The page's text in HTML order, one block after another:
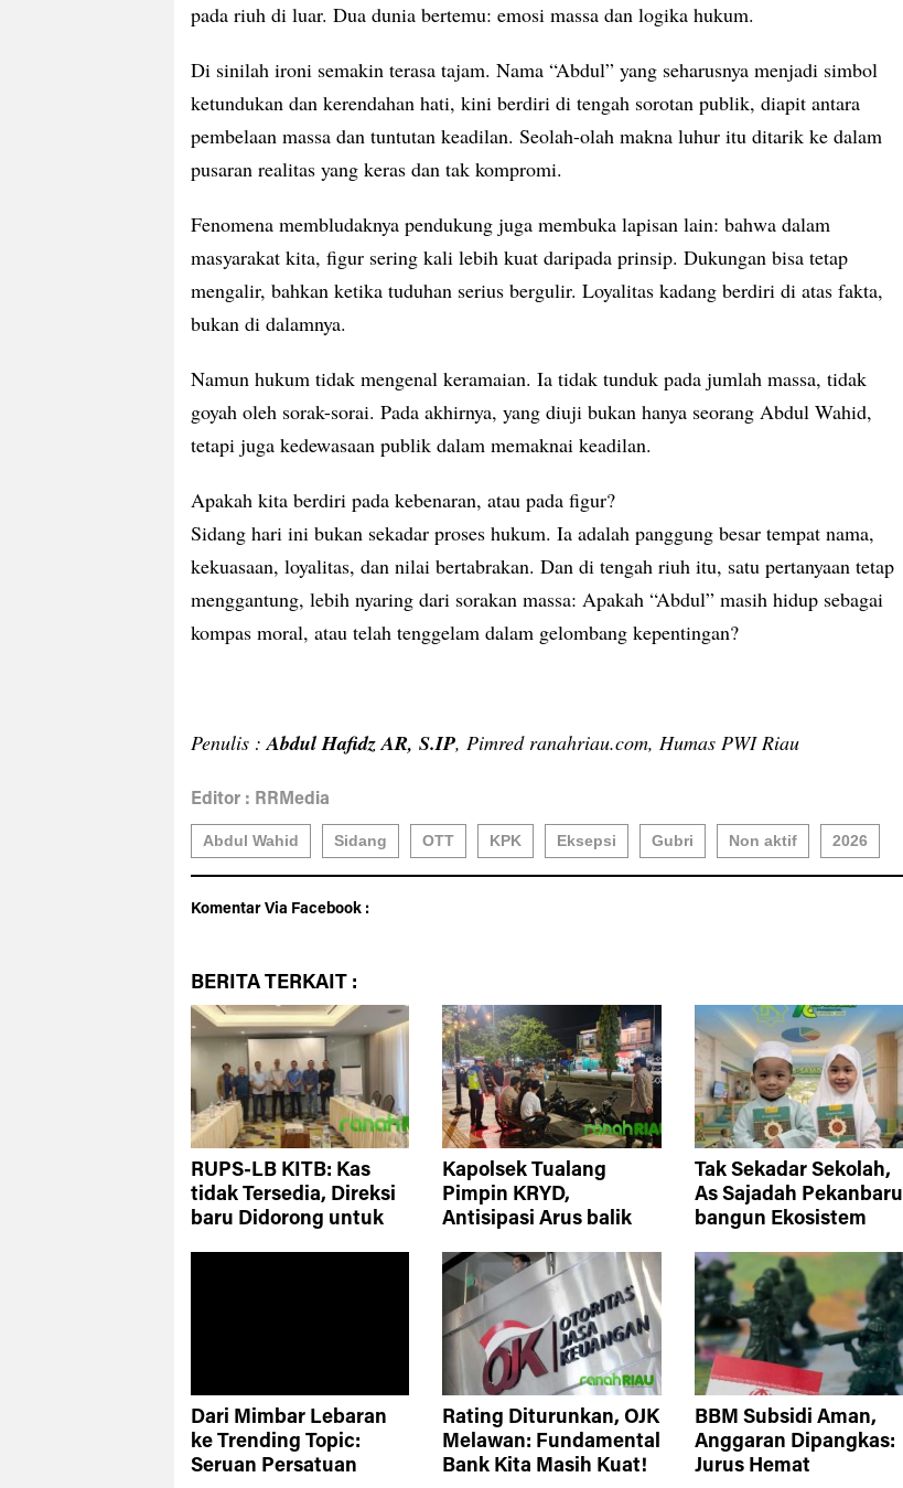
pada riuh di luar. Dua dunia bertemu: emosi massa dan logika hukum.
Di sinilah ironi semakin terasa tajam. Nama “Abdul” yang seharusnya menjadi simbol
ketundukan dan kerendahan hati, kini berdiri di tengah sorotan publik, diapit antara
pembelaan massa dan tuntutan keadilan. Seolah-olah makna luhur itu ditarik ke dalam
pusaran realitas yang keras dan tak kompromi.
Fenomena membludaknya pendukung juga membuka lapisan lain: bahwa dalam
masyarakat kita, figur sering kali lebih kuat daripada prinsip. Dukungan bisa tetap
mengalir, bahkan ketika tuduhan serius bergulir. Loyalitas kadang berdiri di atas fakta,
bukan di dalamnya.
Namun hukum tidak mengenal keramaian. Ia tidak tunduk pada jumlah massa, tidak
goyah oleh sorak-sorai. Pada akhirnya, yang diuji bukan hanya seorang Abdul Wahid,
tetapi juga kedewasaan publik dalam memaknai keadilan.
Apakah kita berdiri pada kebenaran, atau pada figur?
Sidang hari ini bukan sekadar proses hukum. Ia adalah panggung besar tempat nama,
kekuasaan, loyalitas, dan nilai bertabrakan. Dan di tengah riuh itu, satu pertanyaan tetap
menggantung, lebih nyaring dari sorakan massa: Apakah “Abdul” masih hidup sebagai
kompas moral, atau telah tenggelam dalam gelombang kepentingan?
Penulis :Abdul Hafidz AR, S.IP, Pimred ranahriau.com, Humas PWI Riau
Editor : RRMedia
Abdul Wahid Sidang OTT KPK Eksepsi Gubri Non aktif 2026
Komentar Via Facebook :
BERITATERKAIT :
RUPS-LB KITB: Kas
tidak Tersedia, Direksi
baru Didorong untuk
Kapolsek Tualang
Pimpin KRYD,
Antisipasi Arus balik
Tak Sekadar Sekolah,
As Sajadah Pekanbaru
bangun Ekosistem
Depan
Dari Mimbar Lebaran
ke Trending Topic:
Seruan Persatuan
Rating Diturunkan, OJK
Melawan: Fundamental
Bank Kita Masih Kuat!
BBM Subsidi Aman,
Anggaran Dipangkas:
Jurus Hemat